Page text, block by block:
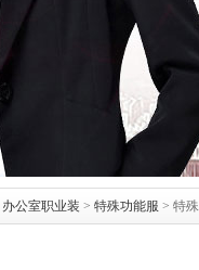
办公室职业装 > 特殊功能服 > 特